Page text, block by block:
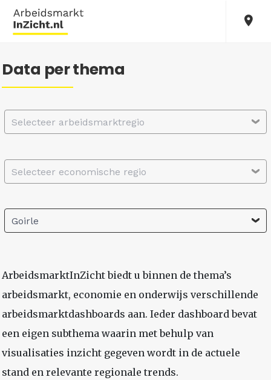
Data per thema
Selecteer arbeidsmarktregio
Selecteer economische regio
Goirle
ArbeidsmarktInZicht biedt u binnen de thema’s
arbeidsmarkt, economie en onderwijs verschillende
arbeidsmarktdashboards aan. Ieder dashboard bevat
een eigen subthema waarin met behulp van
visualisaties inzicht gegeven wordt in de actuele
stand en relevante regionale trends.